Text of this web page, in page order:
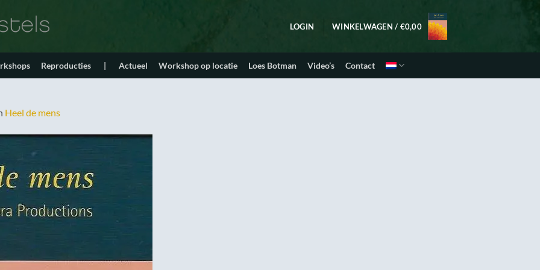
LOGIN WINKELWAGEN / €0,00
Reproducties | Actueel Workshop op locatie Loes Botman Video’s Contact
Heel de mens